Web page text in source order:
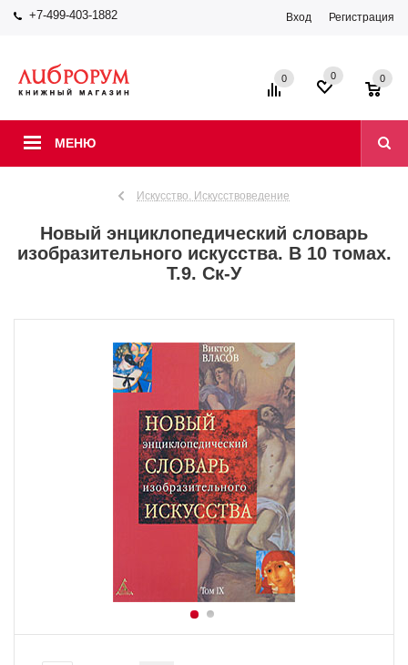
+7-499-403-1882 Вход Регистрация
МЕНЮ
0 0 0
Искусство. Искусствоведение
Новый энциклопедический словарь
изобразительного искусства. В 10 томах.
Т.9. Ск-У